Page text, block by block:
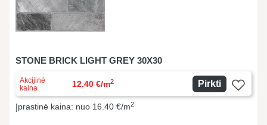
STONE BRICK LIGHT GREY 30X30
Akcijinė
kaina
12.40 €/m2 Pirkti
Įprastinė kaina: nuo 16.40 €/m2